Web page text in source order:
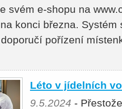
svém e-shopu na
konci března.
pořízení
Léto v jídelních
9.5.2024 -